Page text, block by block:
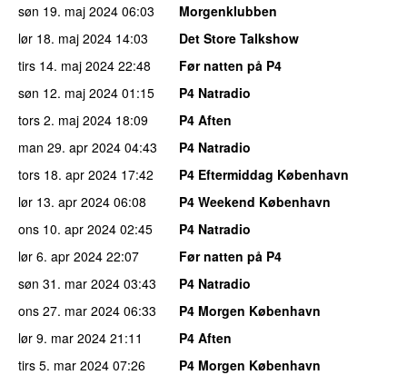
søn 19. maj 2024 06:03
Morgenklubben
lør 18. maj 2024 14:03
Det Store Talkshow
tirs 14. maj 2024 22:48
Før natten på P4
søn 12. maj 2024 01:15
P4 Natradio
tors 2. maj 2024 18:09
P4 Aften
man 29. apr 2024 04:43
P4 Natradio
tors 18. apr 2024 17:42
P4 Eftermiddag København
lør 13. apr 2024 06:08
P4 Weekend København
ons 10. apr 2024 02:45
P4 Natradio
lør 6. apr 2024 22:07
Før natten på P4
søn 31. mar 2024 03:43
P4 Natradio
ons 27. mar 2024 06:33
P4 Morgen København
lør 9. mar 2024 21:11
P4 Aften
tirs 5. mar 2024 07:26
P4 Morgen København